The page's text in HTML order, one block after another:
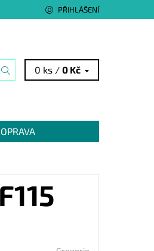
PŘIHLÁŠENÍ
0 ks /0 Kč